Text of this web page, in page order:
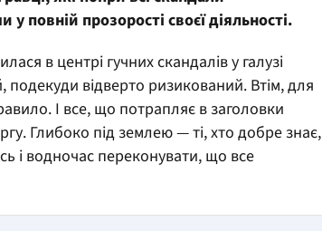
повній прозорості своєї діяльності.
в центрі гучних скандалів у галузі
відверто ризикований. Втім, для
І все, що потрапляє в заголовки
Глибоко під землею — ті, хто добре знає,
і водночас переконувати, що все